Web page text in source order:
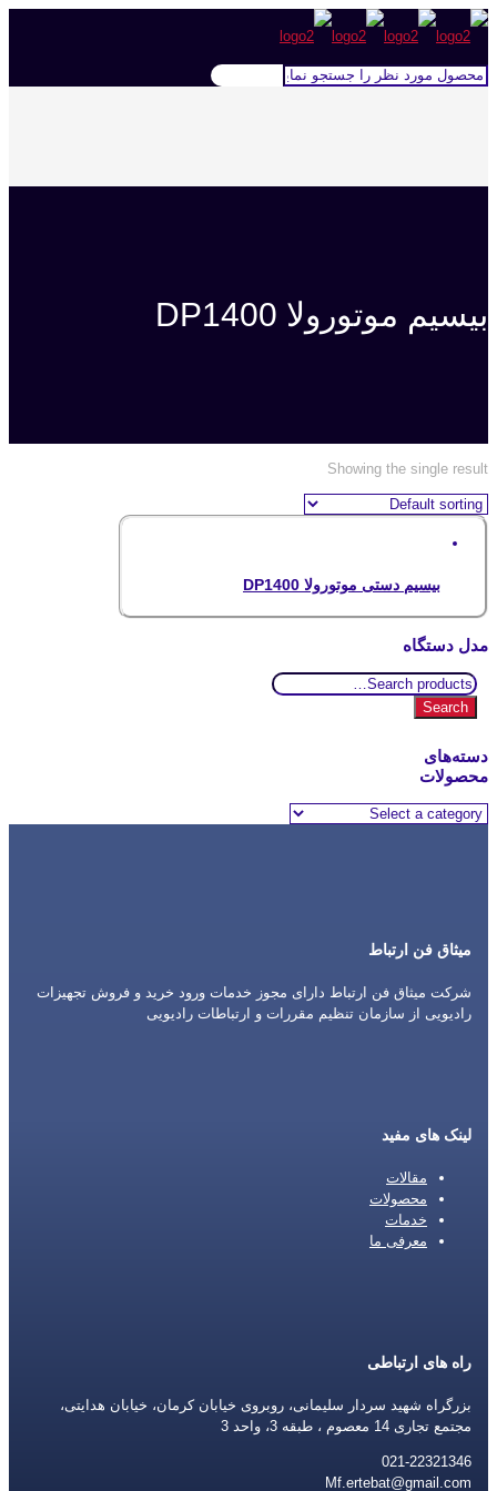
بیسیم موتورولا DP1400
Showing the single result
بیسیم دستی موتورولا DP1400
مدل دستگاه
Search
for:
Search
دسته‌های
محصولات
میثاق فن ارتباط
شرکت میثاق فن ارتباط دارای مجوز خدمات ورود خرید و فروش تجهیزات
رادیویی از سازمان تنظیم مقررات و ارتباطات رادیویی
لینک های مفید
مقالات
محصولات
خدمات
معرفی ما
راه های ارتباطی
بزرگراه شهید سردار سلیمانی، روبروی خیابان کرمان، خیابان هدایتی،
مجتمع تجاری 14 معصوم ، طبقه 3، واحد 3
021-22321346
Mf.ertebat@gmail.com